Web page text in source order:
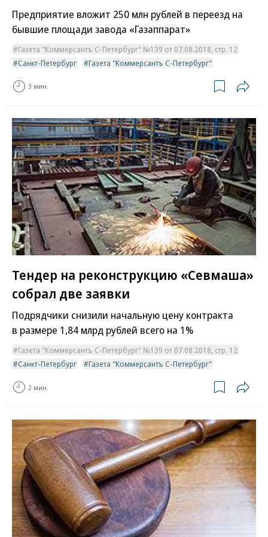
Предприятие вложит 250 млн рублей в переезд на
бывшие площади завода «Газаппарат»
Газета "Коммерсантъ С-Петербург" №139 от 07.08.2018, стр. 12
Санкт-Петербург
Газета "Коммерсантъ С-Петербург"
3 мин.
Тендер на реконструкцию «Севмаша»
собрал две заявки
Подрядчики снизили начальную цену контракта
в размере 1,84 млрд рублей всего на 1%
Газета "Коммерсантъ С-Петербург" №139 от 07.08.2018, стр. 12
Санкт-Петербург
Газета "Коммерсантъ С-Петербург"
2 мин.